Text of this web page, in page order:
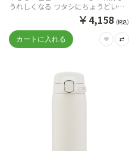
うれしくなる ワタシにちょうどいい
￥4,158 (税込)